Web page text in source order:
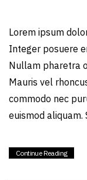
Lorem ipsum
Integer posuere
Nullam pharetra
Mauris vel
commodo nec
euismod aliquam.
Continue Reading